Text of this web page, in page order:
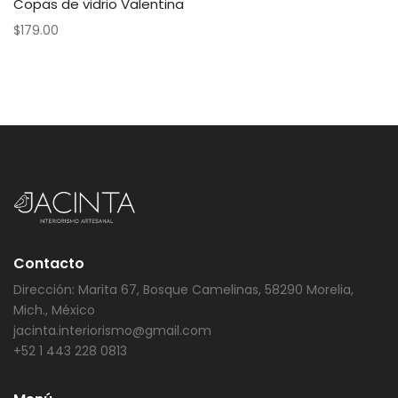
Copas de vidrio Valentina
$179.00
Contacto
Dirección: Marita 67, Bosque Camelinas, 58290 Morelia,
Mich., México
jacinta.interiorismo@gmail.com
+52 1 443 228 0813